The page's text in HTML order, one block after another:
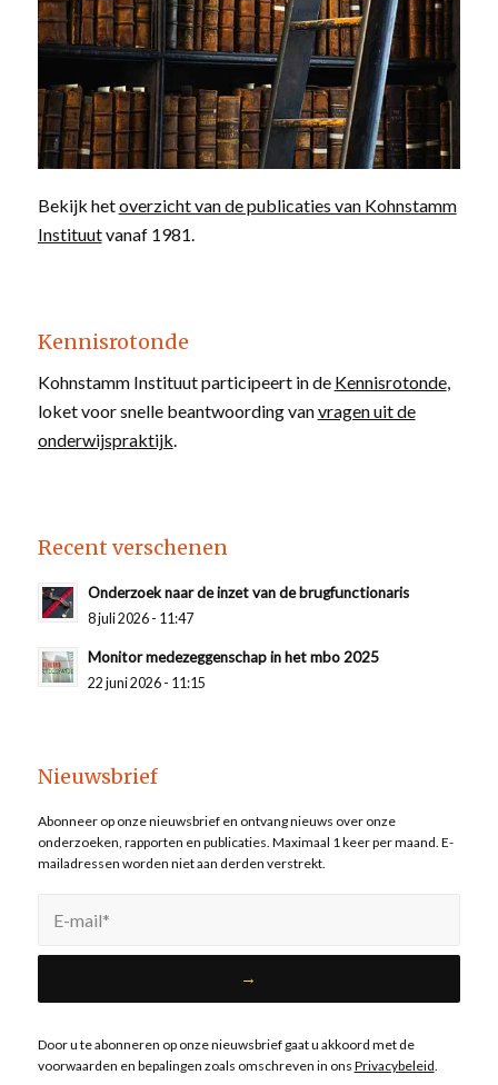
Bekijk hetoverzicht van de publicaties van Kohnstamm
Instituutvanaf 1981.
Kennisrotonde
Kohnstamm Instituut participeert in de Kennisrotonde,
loket voor snelle beantwoording vanvragen uit de
onderwijspraktijk.
Recent verschenen
Onderzoek naar de inzet van de brugfunctionaris
8 juli 2026 - 11:47
Monitor medezeggenschap in het mbo 2025
22 juni 2026 - 11:15
Nieuwsbrief
Abonneer op onze nieuwsbrief en ontvang nieuws over onze
onderzoeken, rapporten en publicaties. Maximaal 1 keer per maand. E-
mailadressen worden niet aan derden verstrekt.
Door u te abonneren op onze nieuwsbrief gaat u akkoord met de
voorwaarden en bepalingen zoals omschreven in ons Privacybeleid.